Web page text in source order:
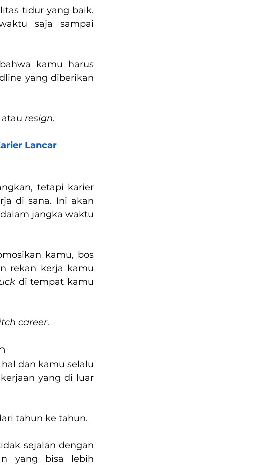
tidur yang baik.
saja sampai
kamu harus
yang diberikan
resign.
Lancar
tetapi karier
di sana. Ini akan
jangka waktu
kamu, bos
rekan kerja kamu
di tempat kamu
career.
dan kamu selalu
yang di luar
tahun ke tahun.
sejalan dengan
yang bisa lebih